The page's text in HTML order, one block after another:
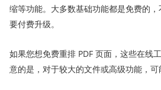
缩等功能。大多数基础功能都是免费的
要付费升级。
如果您想免费重排 PDF 页面，这些在线
意的是，对于较大的文件或高级功能，可